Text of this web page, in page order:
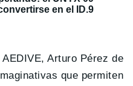
en el ID.9
Arturo Pérez de
que permiten